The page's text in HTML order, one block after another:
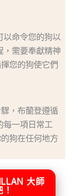
以命令您的狗以
，需要奉獻精神
您的狗使它們
，布蘭登遵循
每一項日常工
狗在任何地方
大師